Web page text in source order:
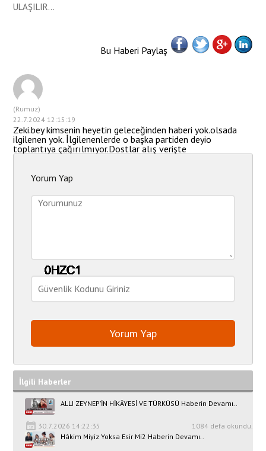
ULAŞILIR...
Bu Haberi Paylaş
(Rumuz)
22.7.2024 12:15:19
Zeki.bey kimsenin heyetin geleceğinden haberi yok.olsada
ilgilenen yok. İlgilenenlerde o başka partiden deyio
toplantıya çağırılmıyor.Dostlar alış verişte
Yorum Yap
İlgili Haberler
ALLI ZEYNEP’İN HİKÂYESİ VE TÜRKÜSÜ Haberin Devamı..
30.7.2026 14:22:35
1084 defa okundu.
Hâkim Miyiz Yoksa Esir Mi2 Haberin Devamı..